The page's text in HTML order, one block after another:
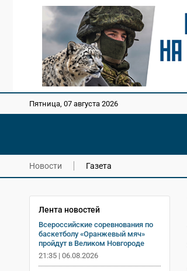
Пятница, 07 августа 2026
Новости Газета
Лента новостей
Всероссийские соревнования по
баскетболу «Оранжевый мяч»
пройдут в Великом Новгороде
21:35 | 06.08.2026